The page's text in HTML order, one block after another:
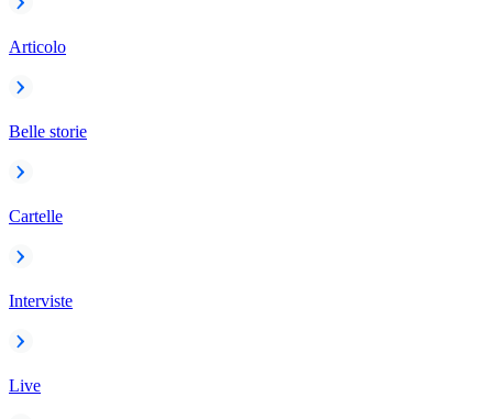
Articolo
Belle storie
Cartelle
Interviste
Live